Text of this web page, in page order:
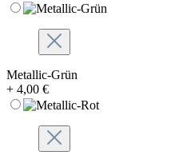
Metallic-Grün
+ 4,00 €